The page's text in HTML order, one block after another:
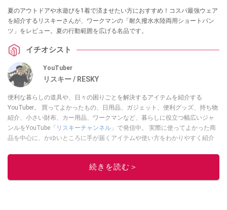
夏のアウトドアや水遊びを1着で済ませたい方におすすめ！コスパ最強ウェア
を紹介するリスキーさんが、ワークマンの「耐久撥水水陸両用ショートパン
ツ」をレビュー。夏の行動範囲を広げる名品です。
イチオシスト
YouTuber
リスキー / RESKY
便利な暮らしの道具や、日々の困りごとを解決するアイテムを紹介する
YouTuber。 買ってよかったもの、日用品、ガジェット、便利グッズ、持ち物
紹介、小さい財布、カー用品、ワークマンなど、暮らしに役立つ幅広いジャ
ンルをYouTube「 リスキーチャンネル 」で発信中。 実際に使ってよかった商
品を中心に、かゆいところに手が届くアイテムや使い方をわかりやすく紹介
このイチオシストの他の記事を読む
続きを読む＞